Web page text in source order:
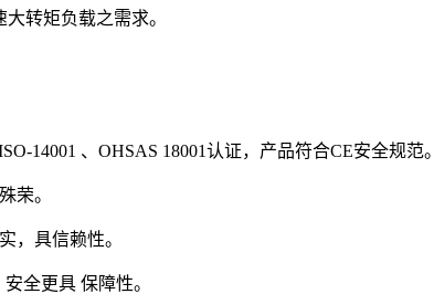
转矩负载之需求。
14001 、OHSAS 18001认证，产品符合CE安全规范。
荣。
，具信赖性。
全更具 保障性。